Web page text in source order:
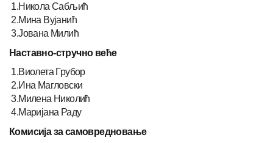
1.Никола Сабљић
2.Мина Вујанић
3.Јована Милић
Наставно-стручно веће
1.Виолета Грубор
2.Ина Магловски
3.Милена Николић
4.Маријана Раду
Комисија за самовредновање